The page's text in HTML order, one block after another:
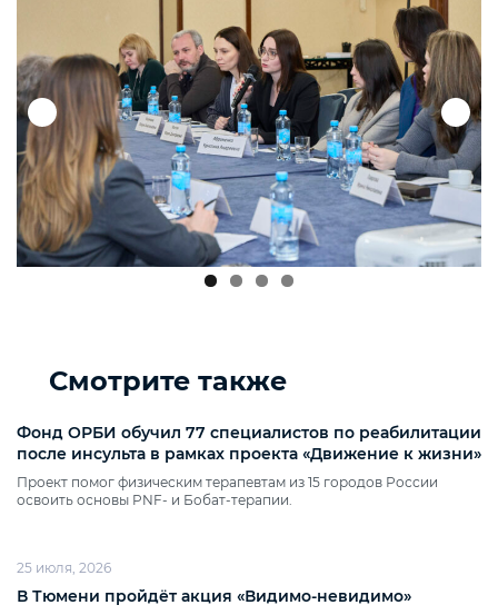
Смотрите также
Фонд ОРБИ обучил 77 специалистов по реабилитации
после инсульта в рамках проекта «Движение к жизни»
Проект помог физическим терапевтам из 15 городов России
освоить основы PNF‑ и Бобат‑терапии.
25 июля, 2026
В Тюмени пройдёт акция «Видимо‑невидимо»